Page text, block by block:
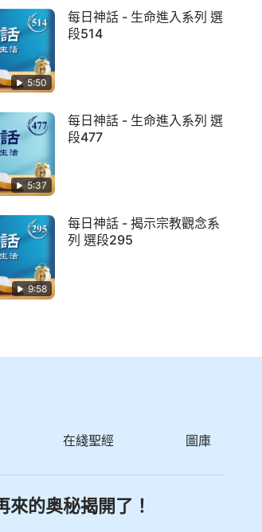
5:50
每日神話 - 生命進入系列 選
段514
5:37
每日神話 - 生命進入系列 選
段477
9:58
每日神話 - 揭示宗教觀念系
列 選段295
在綫聖經 圖庫
來的奥秘揭開了！